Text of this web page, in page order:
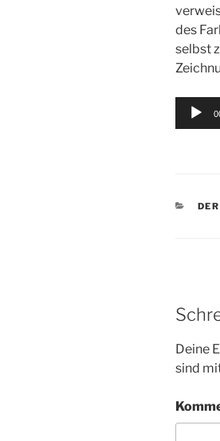
des
selbst
Audio-
Deine
sind